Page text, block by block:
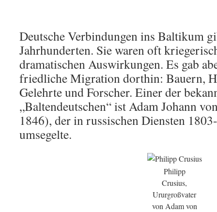
Deutsche Verbindungen ins Baltikum
Jahrhunderten. Sie waren oft
dramatischen Auswirkungen. Es gab
friedliche Migration dorthin: Bauern,
Gelehrte und Forscher. Einer der
„Baltendeutschen“ ist Adam Johann
1846), der in russischen Diensten
umsegelte.
Philipp
Crusius,
Ururgroßvater
von Adam von